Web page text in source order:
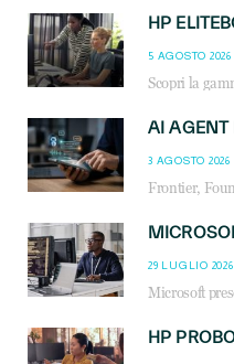
5 AGOSTO 2026
3 AGOSTO 2026
29 LUGLIO 2026